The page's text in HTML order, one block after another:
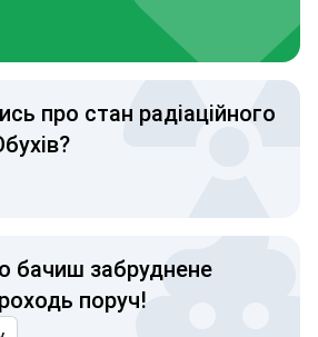
про стан радіаційного
бачиш забруднене
поруч!